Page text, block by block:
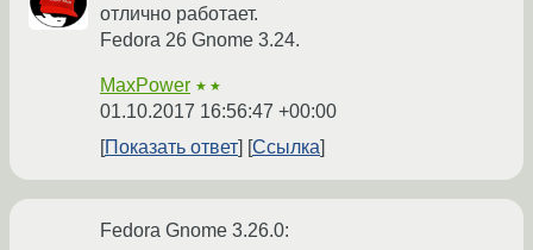
отлично работает.
Fedora 26 Gnome 3.24.
MaxPower ★★
01.10.2017 16:56:47 +00:00
Показать ответ
Ссылка
Fedora Gnome 3.26.0: